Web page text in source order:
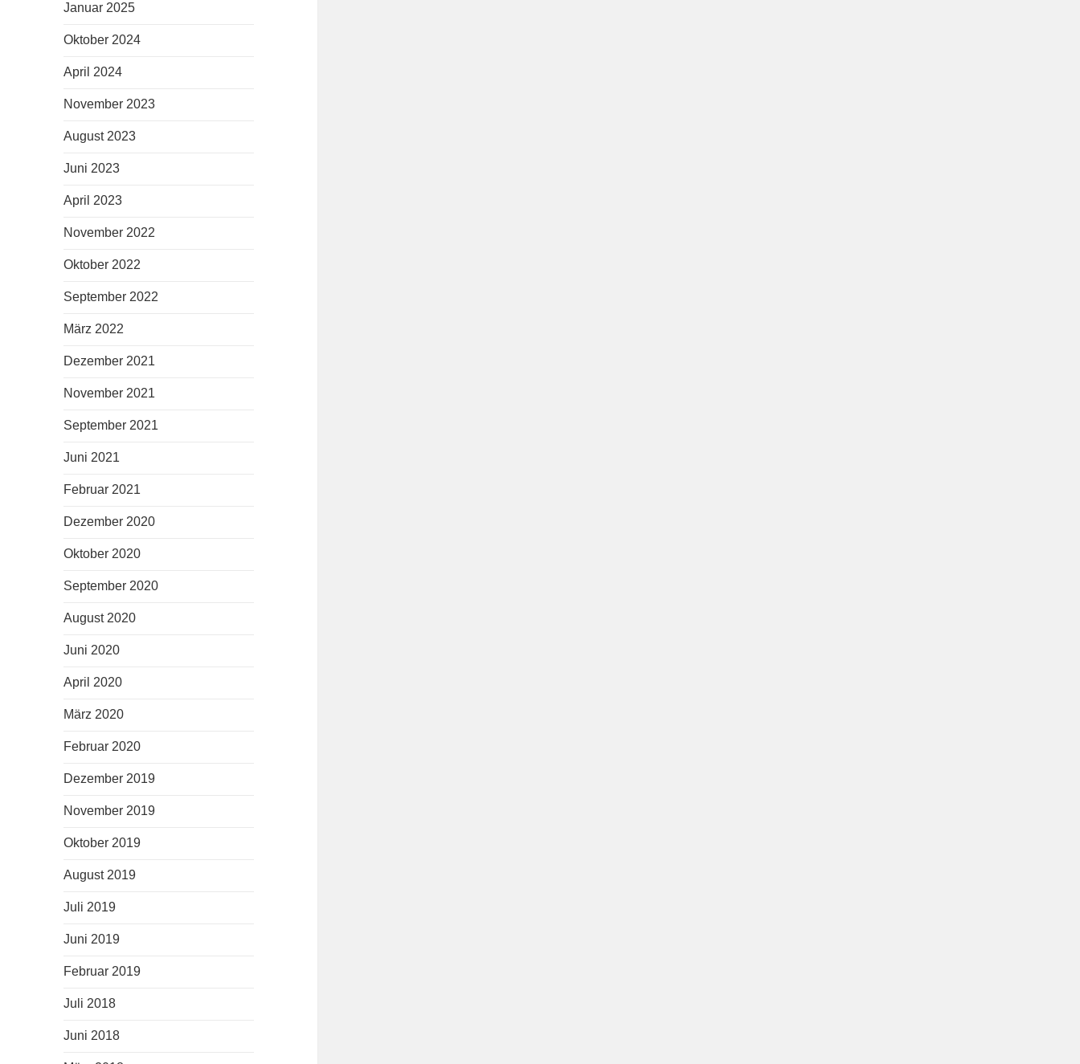
Januar 2025
Oktober 2024
April 2024
November 2023
August 2023
Juni 2023
April 2023
November 2022
Oktober 2022
September 2022
März 2022
Dezember 2021
November 2021
September 2021
Juni 2021
Februar 2021
Dezember 2020
Oktober 2020
September 2020
August 2020
Juni 2020
April 2020
März 2020
Februar 2020
Dezember 2019
November 2019
Oktober 2019
August 2019
Juli 2019
Juni 2019
Februar 2019
Juli 2018
Juni 2018